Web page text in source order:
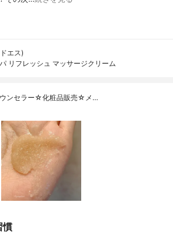
エス)
リフレッシュ マッサージクリーム
ウンセラー☆化粧品販売☆メ…
慣